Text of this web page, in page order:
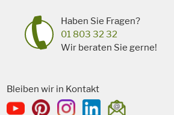
Haben Sie Fragen?
01 803 32 32
Wir beraten Sie gerne!
Bleiben wir in Kontakt